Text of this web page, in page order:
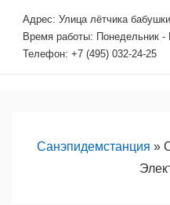
Перейти
Адрес: Улица лётчика
Время работы: Понедельник -
Телефон: +7 (495) 032-24-25
Санэпидемстанция »